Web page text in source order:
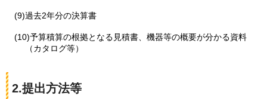
(9)過去2年分の決算書
(10)予算積算の根拠となる見積書、機器等の概要が分かる資料
（カタログ等）
2.提出方法等